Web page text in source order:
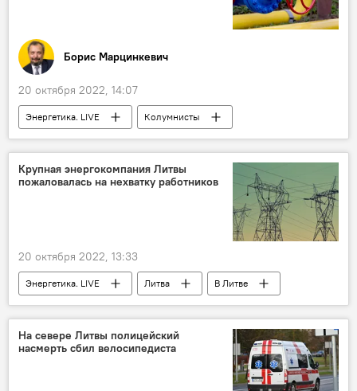
Борис Марцинкевич
20 октября 2022, 14:07
Энергетика. LIVE
Колумнисты
Европа
Евросоюз (ЕС)
ПХГ
газ
Крупная энергокомпания Литвы
пожаловалась на нехватку работников
20 октября 2022, 13:33
Энергетика. LIVE Литва
В Литве
энергетика
электроэнергия
На севере Литвы полицейский
насмерть сбил велосипедиста